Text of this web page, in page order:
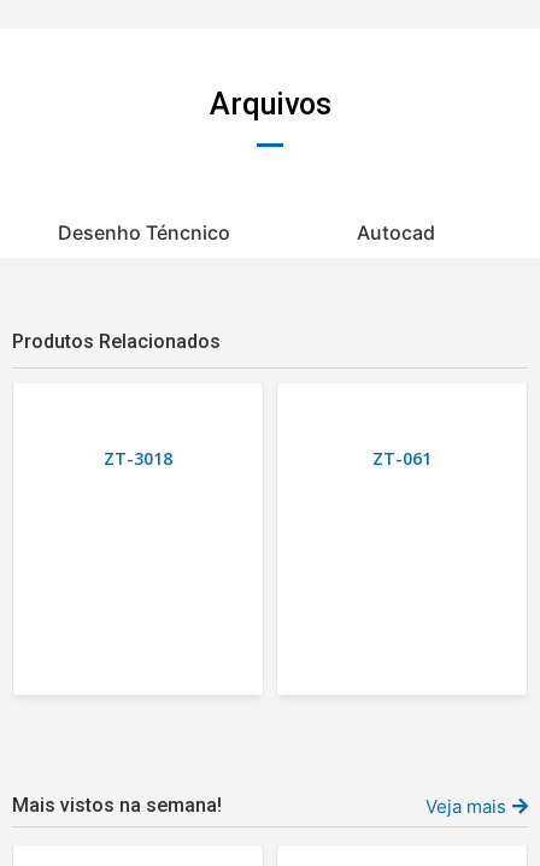
Arquivos
Desenho Téncnico Autocad
Produtos Relacionados
ZT-3018 ZT-061
Mais vistos na semana! Veja mais